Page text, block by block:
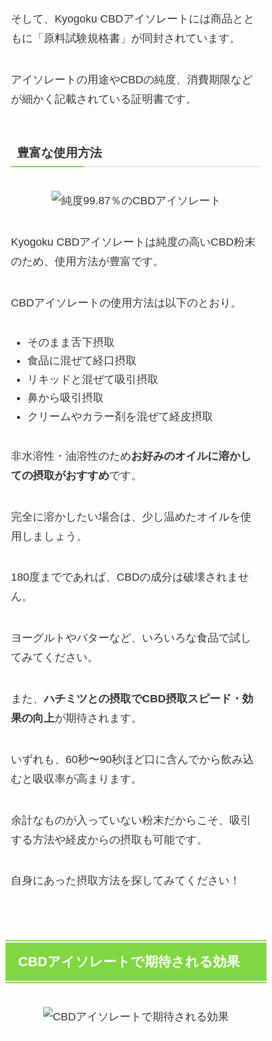
そして、Kyogoku CBDアイソレートには商品とと
もに「原料試験規格書」が同封されています。
アイソレートの用途やCBDの純度、消費期限など
が細かく記載されている証明書です。
豊富な使用方法
Kyogoku CBDアイソレートは純度の高いCBD粉末
のため、使用方法が豊富です。
CBDアイソレートの使用方法は以下のとおり。
そのまま舌下摂取
食品に混ぜて経口摂取
リキッドと混ぜて吸引摂取
鼻から吸引摂取
クリームやカラー剤を混ぜて経皮摂取
非水溶性・油溶性のためお好みのオイルに溶かし
ての摂取がおすすめです。
完全に溶かしたい場合は、少し温めたオイルを使
用しましょう。
180度までであれば、CBDの成分は破壊されませ
ん。
ヨーグルトやバターなど、いろいろな食品で試し
てみてください。
また、ハチミツとの摂取でCBD摂取スピード・効
果の向上が期待されます。
いずれも、60秒〜90秒ほど口に含んでから飲み込
むと吸収率が高まります。
余計なものが入っていない粉末だからこそ、吸引
する方法や経皮からの摂取も可能です。
自身にあった摂取方法を探してみてください！
CBDアイソレートで期待される効果